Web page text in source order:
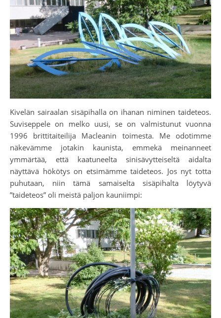
Kivelän sairaalan sisäpihalla on ihanan niminen taideteos.
Suviseppele on melko uusi, se on valmistunut vuonna
1996 brittitaiteilija Macleanin toimesta. Me odotimme
näkevämme jotakin kaunista, emmekä meinanneet
ymmärtää, että kaatuneelta sinisävytteiseltä aidalta
näyttävä hökötys on etsimämme taideteos. Jos nyt totta
puhutaan, niin tämä samaiselta sisäpihalta löytyvä
”taideteos” oli meistä paljon kauniimpi: